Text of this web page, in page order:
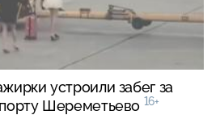
устроили забег за
Шереметьево 16+